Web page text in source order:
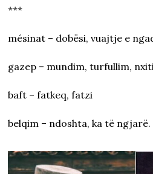
***
mésinat – dobësi, vuajtje e
gazep – mundim, turfullim,
baft – fatkeq, fatzi
belqim – ndoshta, ka të ngjarë.